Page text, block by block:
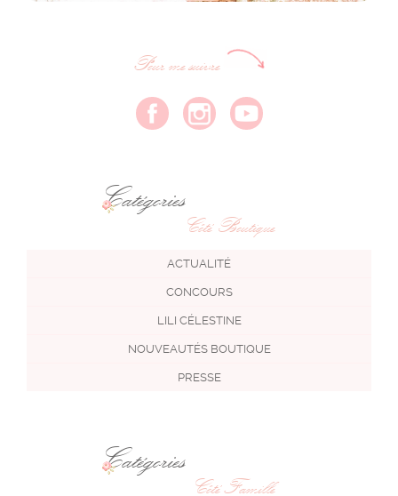
Pour me suivre
Catégories
Côté Boutique
ACTUALITÉ
CONCOURS
LILI CÉLESTINE
NOUVEAUTÉS BOUTIQUE
PRESSE
Catégories
Côté Famille